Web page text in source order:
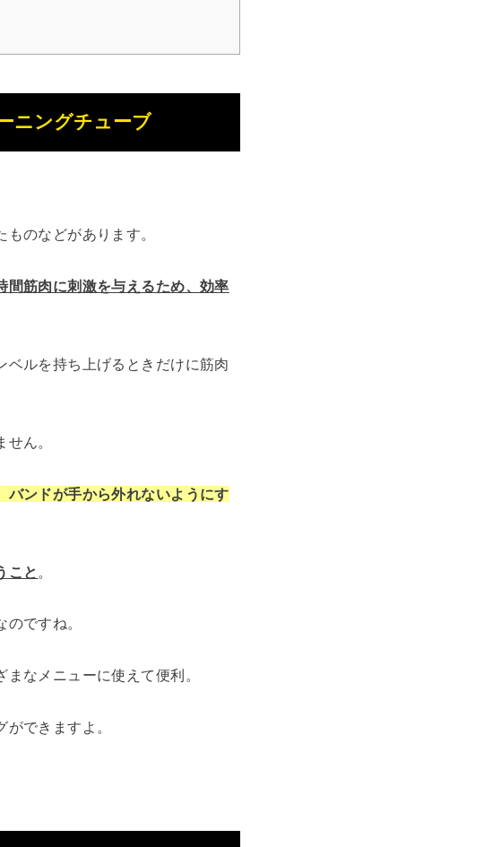
ニングチューブ
のなどがあります。
間筋肉に刺激を与えるため、効率
ルを持ち上げるときだけに筋肉
ん。
バンドが手から外れないようにす
こと
ですね。
なメニューに使えて便利。
できますよ。